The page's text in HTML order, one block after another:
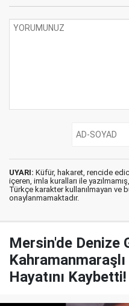
UYARI: Küfür, hakaret, rencide
içeren, imla kuralları ile yazılmamış,
Türkçe karakter kullanılmayan ve
onaylanmamaktadır.
Mersin'de Denize
Hayatını Kaybetti!